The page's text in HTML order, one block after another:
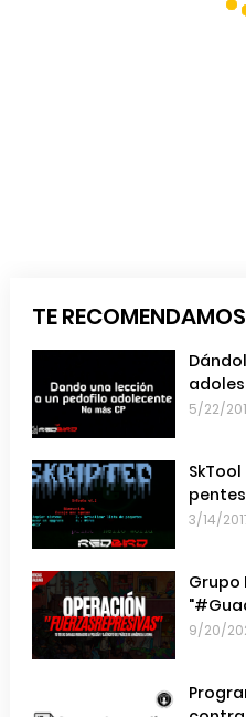
TE RECOMENDAMOS
5/22/
3/14/
Grupo
emails
9/20/